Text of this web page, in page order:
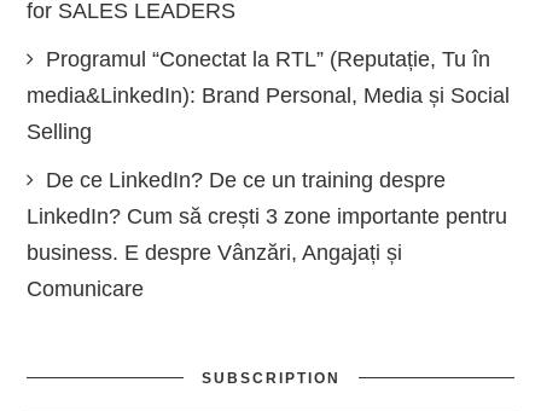
for SALES LEADERS
Programul “Conectat la RTL” (Reputație, Tu în
media&LinkedIn): Brand Personal, Media și Social
Selling
De ce LinkedIn? De ce un training despre
LinkedIn? Cum să crești 3 zone importante pentru
business. E despre Vânzări, Angajați și
Comunicare
SUBSCRIPTION